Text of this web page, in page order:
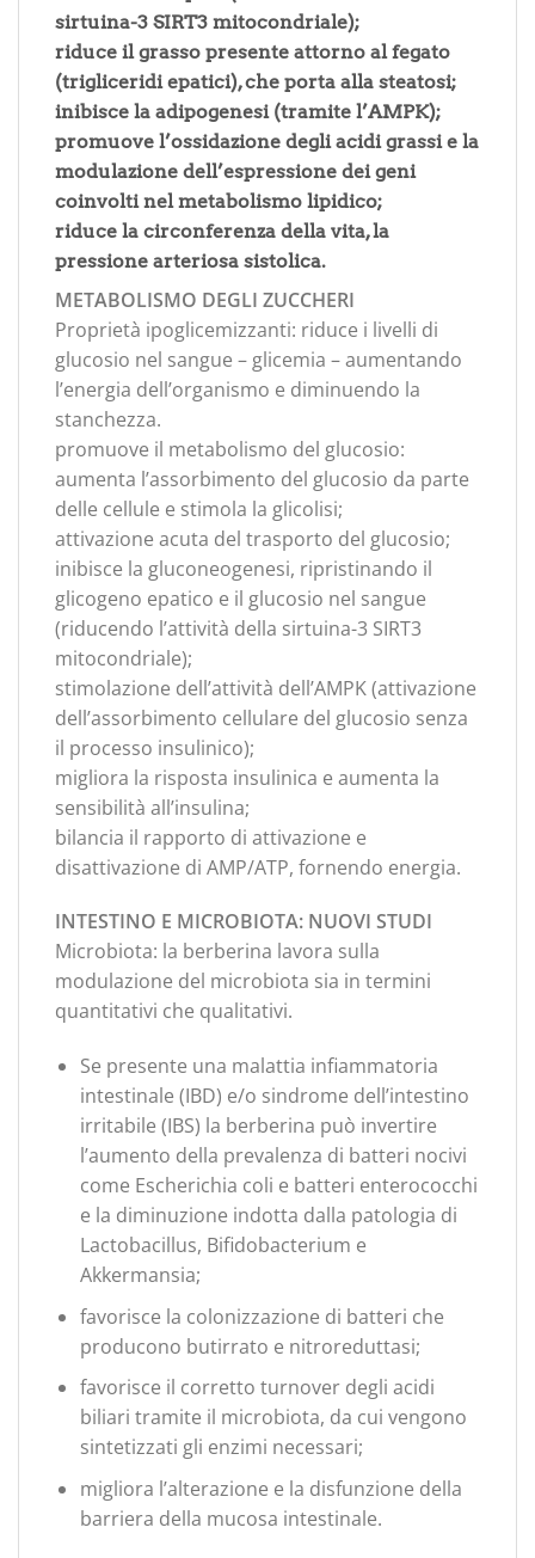
sirtuina-3 SIRT3 mitocondriale);
riduce il grasso presente attorno al fegato
(trigliceridi epatici), che porta alla steatosi;
inibisce la adipogenesi (tramite l’AMPK);
promuove l’ossidazione degli acidi grassi e la
modulazione dell’espressione dei geni
coinvolti nel metabolismo lipidico;
riduce la circonferenza della vita, la
pressione arteriosa sistolica.
METABOLISMO DEGLI ZUCCHERI
Proprietà ipoglicemizzanti: riduce i livelli di
glucosio nel sangue – glicemia – aumentando
l’energia dell’organismo e diminuendo la
stanchezza.
promuove il metabolismo del glucosio:
aumenta l’assorbimento del glucosio da parte
delle cellule e stimola la glicolisi;
attivazione acuta del trasporto del glucosio;
inibisce la gluconeogenesi, ripristinando il
glicogeno epatico e il glucosio nel sangue
(riducendo l’attività della sirtuina-3 SIRT3
mitocondriale);
stimolazione dell’attività dell’AMPK (attivazione
dell’assorbimento cellulare del glucosio senza
il processo insulinico);
migliora la risposta insulinica e aumenta la
sensibilità all’insulina;
bilancia il rapporto di attivazione e
disattivazione di AMP/ATP, fornendo energia.
INTESTINO E MICROBIOTA: NUOVI STUDI
Microbiota: la berberina lavora sulla
modulazione del microbiota sia in termini
quantitativi che qualitativi.
Se presente una malattia infiammatoria
intestinale (IBD) e/o sindrome dell’intestino
irritabile (IBS) la berberina può invertire
l’aumento della prevalenza di batteri nocivi
come Escherichia coli e batteri enterococchi
e la diminuzione indotta dalla patologia di
Lactobacillus, Bifidobacterium e
Akkermansia;
favorisce la colonizzazione di batteri che
producono butirrato e nitroreduttasi;
favorisce il corretto turnover degli acidi
biliari tramite il microbiota, da cui vengono
sintetizzati gli enzimi necessari;
migliora l’alterazione e la disfunzione della
barriera della mucosa intestinale.